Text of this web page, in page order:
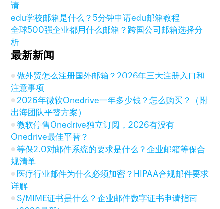
请
edu学校邮箱是什么？5分钟申请edu邮箱教程
全球500强企业都用什么邮箱？跨国公司邮箱选择分
析
最新新闻
做外贸怎么注册国外邮箱？2026年三大注册入口和
注意事项
2026年微软Onedrive一年多少钱？怎么购买？（附
出海团队平替方案）
微软停售Onedrive独立订阅，2026有没有
Onedrive最佳平替？
等保2.0对邮件系统的要求是什么？企业邮箱等保合
规清单
医疗行业邮件为什么必须加密？HIPAA合规邮件要求
详解
S/MIME证书是什么？企业邮件数字证书申请指南